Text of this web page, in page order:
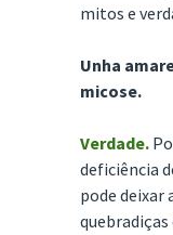
mitos e
Unha
micose.
Verdade.
deficiência
pode deixar